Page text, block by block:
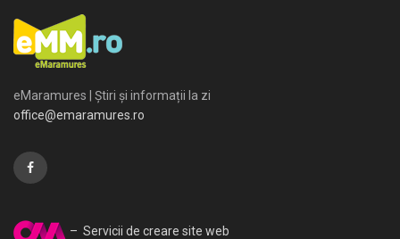
eMaramures | Știri și informații la zi
office@emaramures.ro
– Servicii de creare site web